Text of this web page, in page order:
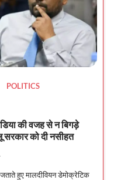
POLITICS
की वजह से न बिगड़े
सरकार को दी नसीहत
हुए मालदीवियन डेमोक्रेटिक